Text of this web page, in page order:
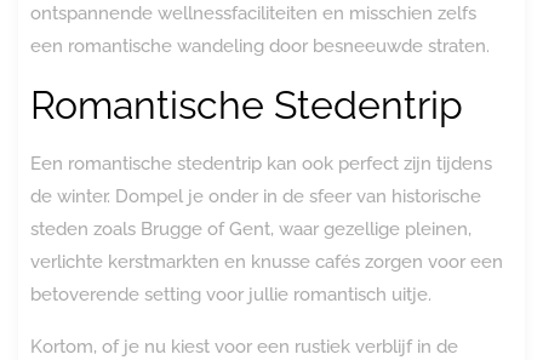
ontspannende wellnessfaciliteiten en misschien zelfs
een romantische wandeling door besneeuwde straten.
Romantische Stedentrip
Een romantische stedentrip kan ook perfect zijn tijdens
de winter. Dompel je onder in de sfeer van historische
steden zoals Brugge of Gent, waar gezellige pleinen,
verlichte kerstmarkten en knusse cafés zorgen voor een
betoverende setting voor jullie romantisch uitje.
Kortom, of je nu kiest voor een rustiek verblijf in de